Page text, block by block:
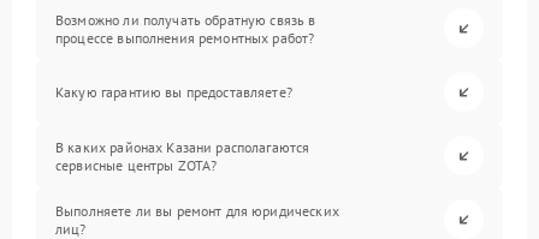
Возможно ли получать обратную связь в
процессе выполнения ремонтных работ?
Какую гарантию вы предоставляете?
В каких районах Казани располагаются
сервисные центры ZOTA?
Выполняете ли вы ремонт для юридических
лиц?